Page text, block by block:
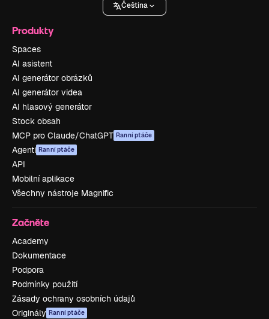
Čeština
Produkty
Spaces
AI asistent
AI generátor obrázků
AI generátor videa
AI hlasový generátor
Stock obsah
MCP pro Claude/ChatGPT Ranní ptáče
Agenti Ranní ptáče
API
Mobilní aplikace
Všechny nástroje Magnific
Začněte
Academy
Dokumentace
Podpora
Podmínky použití
Zásady ochrany osobních údajů
Originály Ranní ptáče